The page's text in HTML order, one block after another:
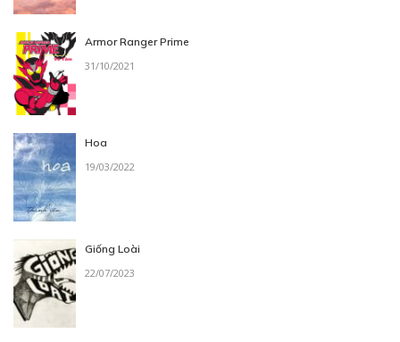
Armor Ranger Prime
31/10/2021
Hoa
19/03/2022
Giống Loài
22/07/2023